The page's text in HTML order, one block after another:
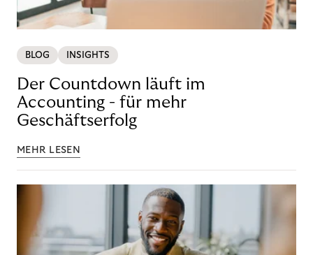
BLOG INSIGHTS
Der Countdown läuft im
Accounting - für mehr
Geschäftserfolg
MEHR LESEN